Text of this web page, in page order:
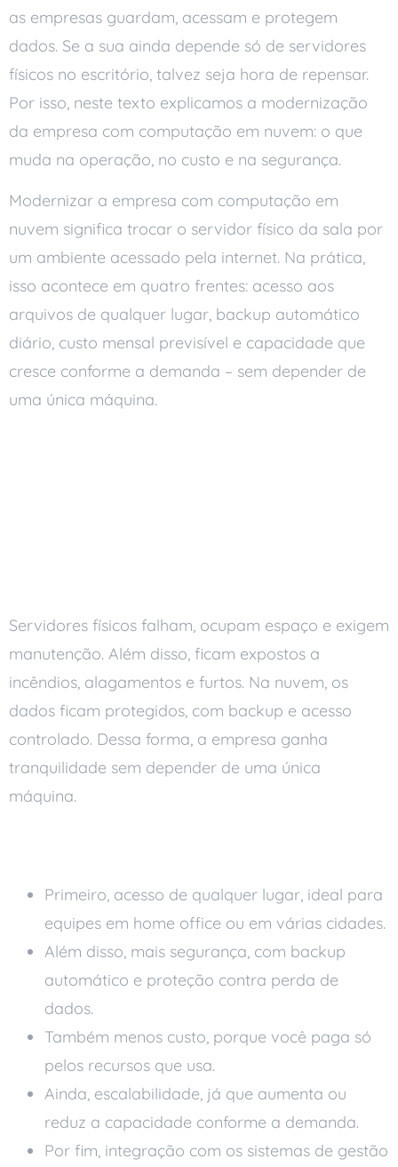
as empresas guardam, acessam e protegem
dados. Se a sua ainda depende só de servidores
físicos no escritório, talvez seja hora de repensar.
Por isso, neste texto explicamos a modernização
da empresa com computação em nuvem: o que
muda na operação, no custo e na segurança.
Modernizar a empresa com computação em
nuvem significa trocar o servidor físico da sala por
um ambiente acessado pela internet. Na prática,
isso acontece em quatro frentes: acesso aos
arquivos de qualquer lugar, backup automático
diário, custo mensal previsível e capacidade que
cresce conforme a demanda – sem depender de
uma única máquina.
Servidores físicos falham, ocupam espaço e exigem
manutenção. Além disso, ficam expostos a
incêndios, alagamentos e furtos. Na nuvem, os
dados ficam protegidos, com backup e acesso
controlado. Dessa forma, a empresa ganha
tranquilidade sem depender de uma única
máquina.
Primeiro, acesso de qualquer lugar, ideal para
equipes em home office ou em várias cidades.
Além disso, mais segurança, com backup
automático e proteção contra perda de
dados.
Também menos custo, porque você paga só
pelos recursos que usa.
Ainda, escalabilidade, já que aumenta ou
reduz a capacidade conforme a demanda.
Por fim, integração com os sistemas de gestão